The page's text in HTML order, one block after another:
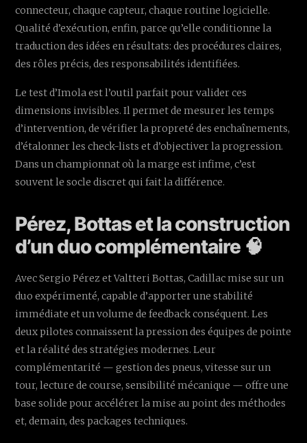
connecteur, chaque capteur, chaque routine logicielle.
Qualité d’exécution, enfin, parce qu’elle conditionne la
traduction des idées en résultats: des procédures claires,
des rôles précis, des responsabilités identifiées.
Le test d’Imola est l’outil parfait pour valider ces
dimensions invisibles. Il permet de mesurer les temps
d’intervention, de vérifier la propreté des enchaînements,
d’étalonner les check-lists et d’objectiver la progression.
Dans un championnat où la marge est infime, c’est
souvent le socle discret qui fait la différence.
Pérez, Bottas et la construction
d’un duo complémentaire 🧠
Avec Sergio Pérez et Valtteri Bottas, Cadillac mise sur un
duo expérimenté, capable d’apporter une stabilité
immédiate et un volume de feedback conséquent. Les
deux pilotes connaissent la pression des équipes de pointe
et la réalité des stratégies modernes. Leur
complémentarité — gestion des pneus, vitesse sur un
tour, lecture de course, sensibilité mécanique — offre une
base solide pour accélérer la mise au point des méthodes
et, demain, des packages techniques.